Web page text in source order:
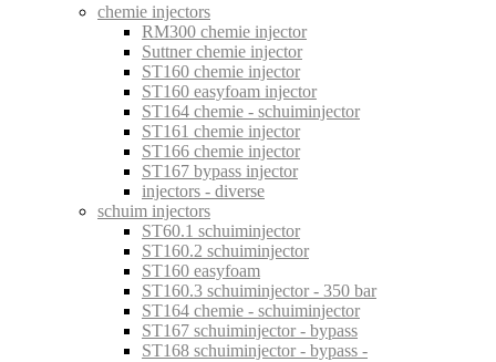
chemie injectors
RM300 chemie injector
Suttner chemie injector
ST160 chemie injector
ST160 easyfoam injector
ST164 chemie - schuiminjector
ST161 chemie injector
ST166 chemie injector
ST167 bypass injector
injectors - diverse
schuim injectors
ST60.1 schuiminjector
ST160.2 schuiminjector
ST160 easyfoam
ST160.3 schuiminjector - 350 bar
ST164 chemie - schuiminjector
ST167 schuiminjector - bypass
ST168 schuiminjector - bypass -